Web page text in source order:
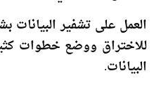
العمل على تشفير البيانات
للاختراق ووضع خطوات
البيانات.